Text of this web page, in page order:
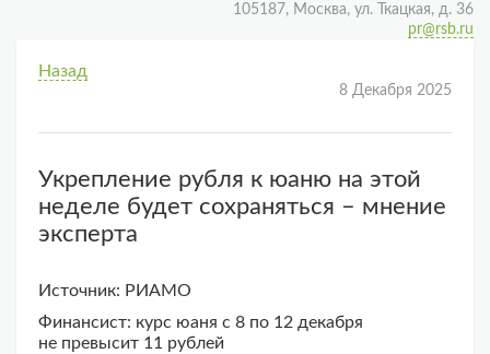
105187, Москва, ул. Ткацкая, д. 36
pr@rsb.ru
Назад
8 Декабря 2025
Укрепление рубля к юаню на этой
неделе будет сохраняться – мнение
эксперта
Источник: РИАМО
Финансист: курс юаня с 8 по 12 декабря
не превысит 11 рублей